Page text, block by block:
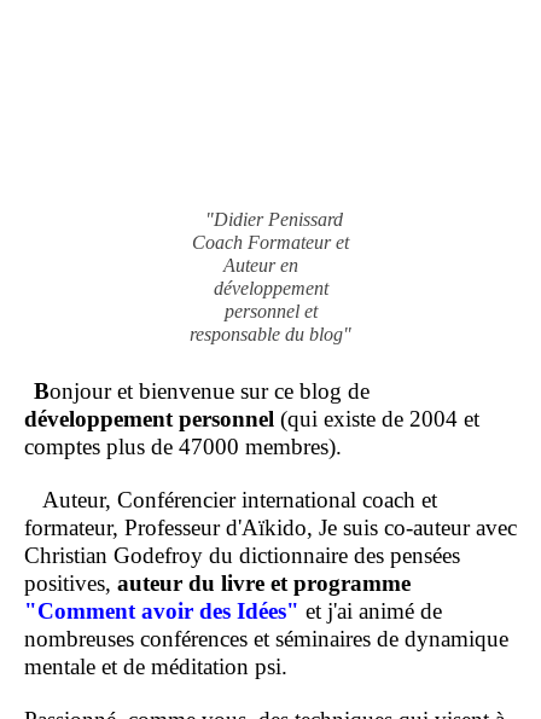
"Didier Penissard
Coach Formateur et
Auteur en
développement
personnel et
responsable du blog"
Bonjour et bienvenue sur ce blog de
développement personnel (qui existe de 2004 et
comptes plus de 47000 membres).
Auteur, Conférencier international coach et
formateur, Professeur d'Aïkido, Je suis co-auteur avec
Christian Godefroy du dictionnaire des pensées
positives, auteur du livre et programme
"Comment avoir des Idées" et j'ai animé de
nombreuses conférences et séminaires de dynamique
mentale et de méditation psi.